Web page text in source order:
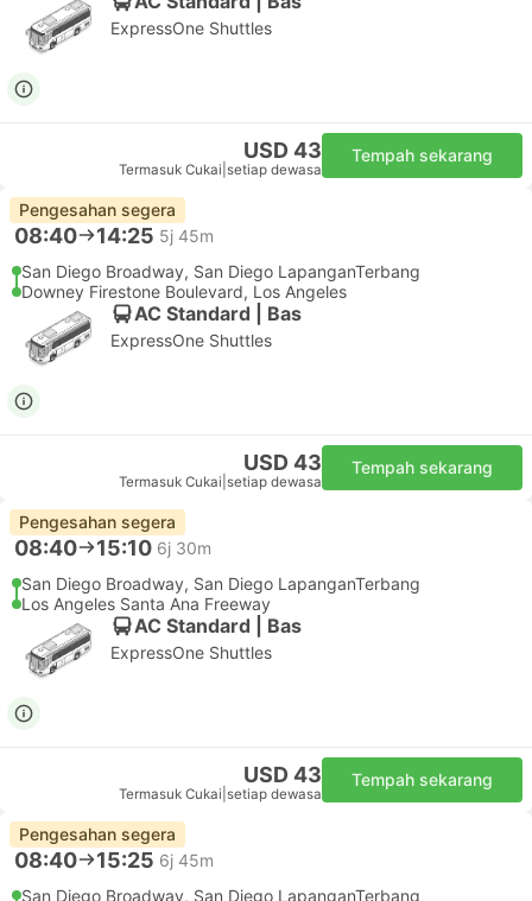
ExpressOne Shuttles
USD 43
Termasuk Cukai setiap dewasa
Tempah sekarang
Pengesahan segera
08:40 14:25 5j 45m
San Diego Broadway, San Diego LapanganTerbang
Downey Firestone Boulevard, Los Angeles
AC Standard | Bas
ExpressOne Shuttles
USD 43
Termasuk Cukai setiap dewasa
Tempah sekarang
Pengesahan segera
08:40 15:10 6j 30m
San Diego Broadway, San Diego LapanganTerbang
Los Angeles Santa Ana Freeway
AC Standard | Bas
ExpressOne Shuttles
USD 43
Termasuk Cukai setiap dewasa
Tempah sekarang
Pengesahan segera
08:40 15:25 6j 45m
San Diego Broadway, San Diego LapanganTerbang